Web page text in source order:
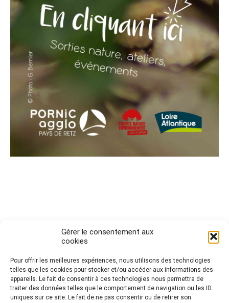
Gérer le consentement aux
cookies
Pour offrir les meilleures expériences, nous utilisons des technologies
telles que les cookies pour stocker et/ou accéder aux informations des
appareils. Le fait de consentir à ces technologies nous permettra de
traiter des données telles que le comportement de navigation ou les ID
uniques sur ce site. Le fait de ne pas consentir ou de retirer son
Politique de cookies (UE)